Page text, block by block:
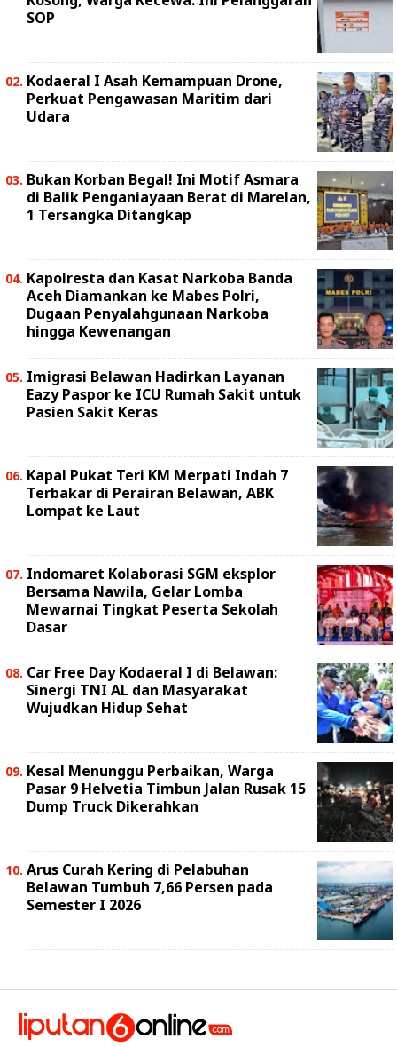
SOP
Kodaeral I Asah Kemampuan Drone,
Perkuat Pengawasan Maritim dari
Udara
Bukan Korban Begal! Ini Motif Asmara
di Balik Penganiayaan Berat di Marelan,
1 Tersangka Ditangkap
Kapolresta dan Kasat Narkoba Banda
Aceh Diamankan ke Mabes Polri,
Dugaan Penyalahgunaan Narkoba
hingga Kewenangan
Imigrasi Belawan Hadirkan Layanan
Eazy Paspor ke ICU Rumah Sakit untuk
Pasien Sakit Keras
Kapal Pukat Teri KM Merpati Indah 7
Terbakar di Perairan Belawan, ABK
Lompat ke Laut
Indomaret Kolaborasi SGM eksplor
Bersama Nawila, Gelar Lomba
Mewarnai Tingkat Peserta Sekolah
Dasar
Car Free Day Kodaeral I di Belawan:
Sinergi TNI AL dan Masyarakat
Wujudkan Hidup Sehat
Kesal Menunggu Perbaikan, Warga
Pasar 9 Helvetia Timbun Jalan Rusak 15
Dump Truck Dikerahkan
Arus Curah Kering di Pelabuhan
Belawan Tumbuh 7,66 Persen pada
Semester I 2026